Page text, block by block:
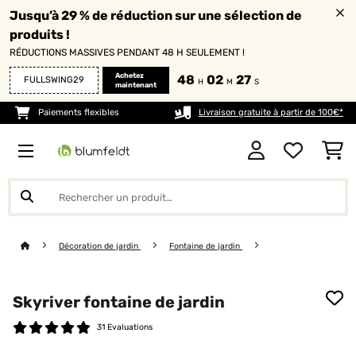
Jusqu’à 29 % de réduction sur une sélection de
produits !
RÉDUCTIONS MASSIVES PENDANT 48 H SEULEMENT !
FULLSWING29
Achetez
maintenant
48 H 02 M 27 S
Paiements flexibles Livraison gratuite à partir de 100€*
Décoration de jardin Fontaine de jardin
Skyriver fontaine de jardin
31 Evaluations